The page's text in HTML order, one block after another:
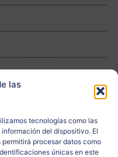
las
tecnologías como las
del dispositivo. El
procesar datos como
únicas en este